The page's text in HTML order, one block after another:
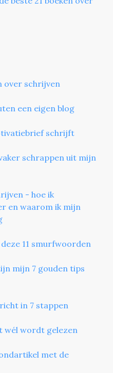
over schrijven
een eigen blog
schrijft
schrappen uit mijn
- hoe ik
en waarom ik mijn
11 smurfwoorden
mijn 7 gouden tips
in 7 stappen
wél wordt gelezen
met de